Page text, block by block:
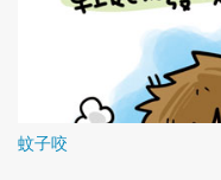
蚊子咬